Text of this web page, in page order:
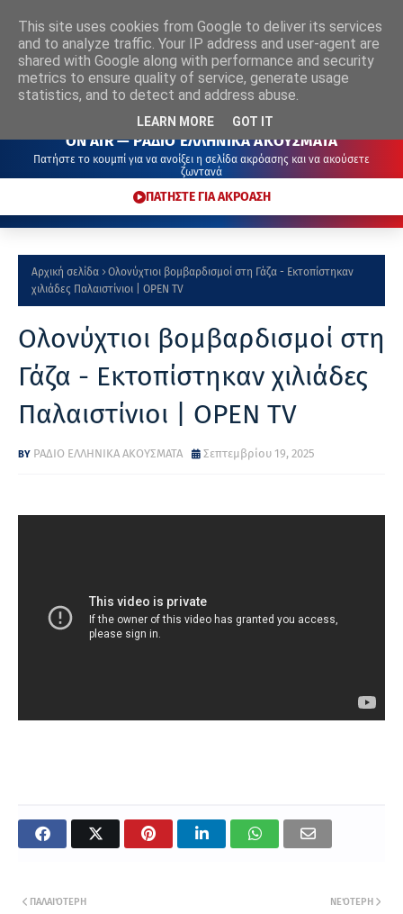
ΡΑΔΙΟ
ΕΛΛΗΝΙΚΑ ΑΚΟΥΣΜΑΤΑ
ON AIR — ΡΑΔΙΟ ΕΛΛΗΝΙΚΑ ΑΚΟΥΣΜΑΤΑ
Πατήστε το κουμπί για να ανοίξει η σελίδα ακρόασης και να ακούσετε
ζωντανά
ΠΑΤΗΣΤΕ ΓΙΑ ΑΚΡΟΑΣΗ
Αρχική σελίδα
Ολονύχτιοι βομβαρδισμοί στη Γάζα - Εκτοπίστηκαν
χιλιάδες Παλαιστίνιοι | OPEN TV
Ολονύχτιοι βομβαρδισμοί στη
Γάζα - Εκτοπίστηκαν χιλιάδες
Παλαιστίνιοι | OPEN TV
ΡΑΔΙΟ ΕΛΛΗΝΙΚΑ ΑΚΟΥΣΜΑΤΑ Σεπτεμβρίου 19, 2025
ΝΕΌΤΕΡΗ
ΠΑΛΑΙΌΤΕΡΗ
This site uses cookies from Google to deliver its services
and to analyze traffic. Your IP address and user-agent are
shared with Google along with performance and security
metrics to ensure quality of service, generate usage
statistics, and to detect and address abuse.
LEARN MORE GOT IT